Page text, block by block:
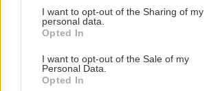
I want to opt-out of the Sharing of my
personal data.
Opted In
I want to opt-out of the Sale of my
Personal Data.
Opted In
διασκέδασης
«Γκέλα» για τη Σπόρτινγκ παρά
Φώτη Ιωαννίδη (βίντεο)